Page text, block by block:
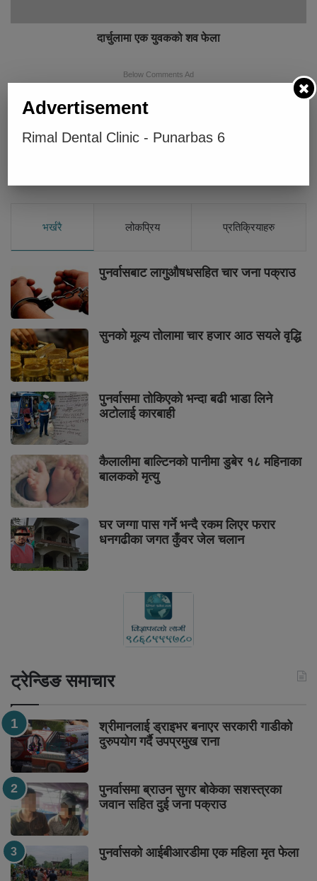
दार्चुलामा एक युवकको शव फेला
Below Comments Ad
भर्खरै लोकप्रिय प्रतिक्रियाहरु
पुनर्वासबाट लागुऔषधसहित चार जना पक्राउ
सुनको मूल्य तोलामा चार हजार आठ सयले वृद्धि
पुनर्वासमा तोकिएको भन्दा बढी भाडा लिने
अटोलाई कारबाही
कैलालीमा बाल्टिनको पानीमा डुबेर १८ महिनाका
बालकको मृत्यु
घर जग्गा पास गर्ने भन्दै रकम लिएर फरार
धनगढीका जगत कुँवर जेल चलान
ट्रेन्डिङ समाचार
श्रीमानलाई ड्राइभर बनाएर सरकारी गाडीको
दुरुपयोग गर्दै उपप्रमुख राना
पुनर्वासमा ब्राउन सुगर बोकेका सशस्त्रका
जवान सहित दुई जना पक्राउ
पुनर्वासको आईबीआरडीमा एक महिला मृत फेला
Advertisement
Rimal Dental Clinic - Punarbas 6